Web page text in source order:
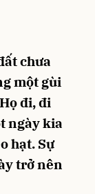
chưa
một gùi
đi, đi
ngày kia
hạt. Sự
trở nên